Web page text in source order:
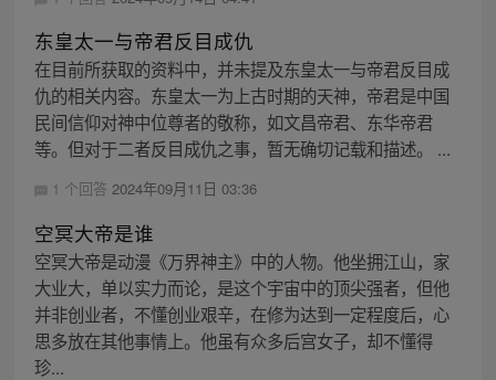
东皇太一与帝君反目成仇
在目前所获取的资料中，并未提及东皇太一与帝君反目成
仇的相关内容。东皇太一为上古时期的天神，帝君是中国
民间信仰对神中位尊者的敬称，如文昌帝君、东华帝君
等。但对于二者反目成仇之事，暂无确切记载和描述。 ...
1 个回答 2024年09月11日 03:36
空冥大帝是谁
空冥大帝是动漫《万界神主》中的人物。他坐拥江山，家
大业大，单以实力而论，是这个宇宙中的顶尖强者，但他
并非创业者，不懂创业艰辛，在修为达到一定程度后，心
思多放在其他事情上。他虽有众多后宫女子，却不懂得
珍...